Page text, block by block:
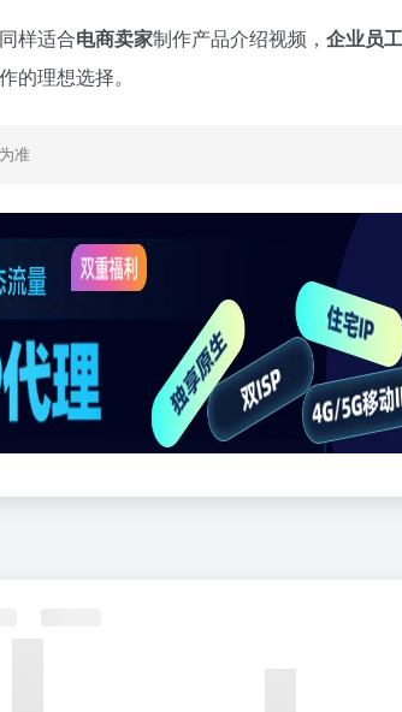
样适合电商卖家制作产品介绍视频， 企业员工
的理想选择。
准